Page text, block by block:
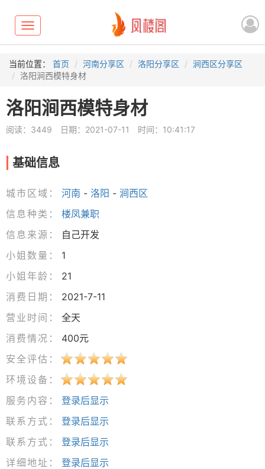
Toggle
navigation
当前位置： 首页 河南分享区 洛阳分享区
涧西区分享区
洛阳涧西模特身材
洛阳涧西模特身材
阅读：3449 日期：2021-07-11 时间：10:41:17
基础信息
城市区域： 河南 - 洛阳 - 涧西区
信息种类：
楼凤兼职
信息来源：
自己开发
小姐数量：
1
小姐年龄：
21
消费日期：
2021-7-11
营业时间：
全天
消费情况：
400元
安全评估：
环境设备：
服务内容：
登录后显示
联系方式：
登录后显示
联系方式：
登录后显示
详细地址：
登录后显示